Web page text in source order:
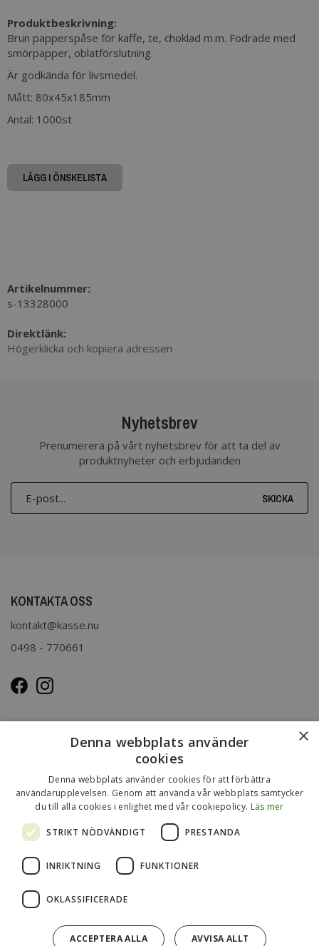
Produktbeskrivning:
Brun papperspåse för kaffe, te, choklad m.m. Fodrade med
smörpapper, oblatförslutning.
Är godkända för livsmedel.
Mått: 80x45x185mm
Antal: 1000st
LÄGG I ÖNSKELISTA
Artikelnummer:
s-13328000
Direktlänk:
Högerklicka och kopiera adressen
Nyhetsbrev
Prenumerera på vårt nyhetsbrev för att ta del av
produktnyheter och erbjudanden
SKICKA
KONTAKTA OSS
kontakt@kasse.nu
0498 - 770661
Kasse.nu drivs och ägs av Immenco AB i Visby, Gotland.
Immenco AB har sedan 1979 bedrivit grossistförsäljning av
förpackningar, presentartiklar, vykort m.m. Mer om vårt
övriga sortiment finns
påwww.gotlandsgrossisten.seoch
×
Denna webbplats använder
cookies
Denna webbplats använder cookies för att förbättra
användarupplevelsen. Genom att använda vår webbplats samtycker
du till alla cookies i enlighet med vår cookiepolicy. Läs mer
STRIKT NÖDVÄNDIGT PRESTANDA
INRIKTNING FUNKTIONER
OKLASSIFICERADE
ACCEPTERA ALLA AVVISA ALLT